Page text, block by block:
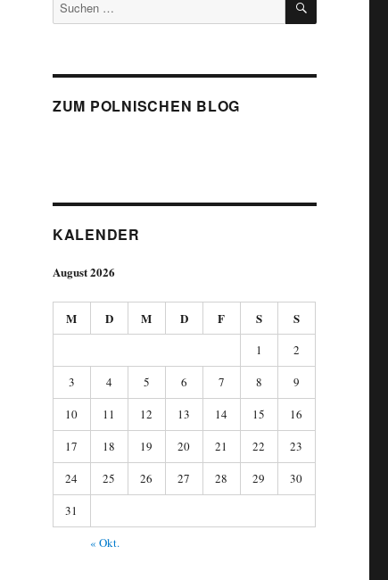
nach:
ZUM POLNISCHEN BLOG
KALENDER
August 2026
M D M D F S S
1
2
3
4 5 6 7 8
9
10
11 12 13 14 15
16
17
18 19 20 21 22
23
24
25 26 27 28 29
30
31
« Okt.